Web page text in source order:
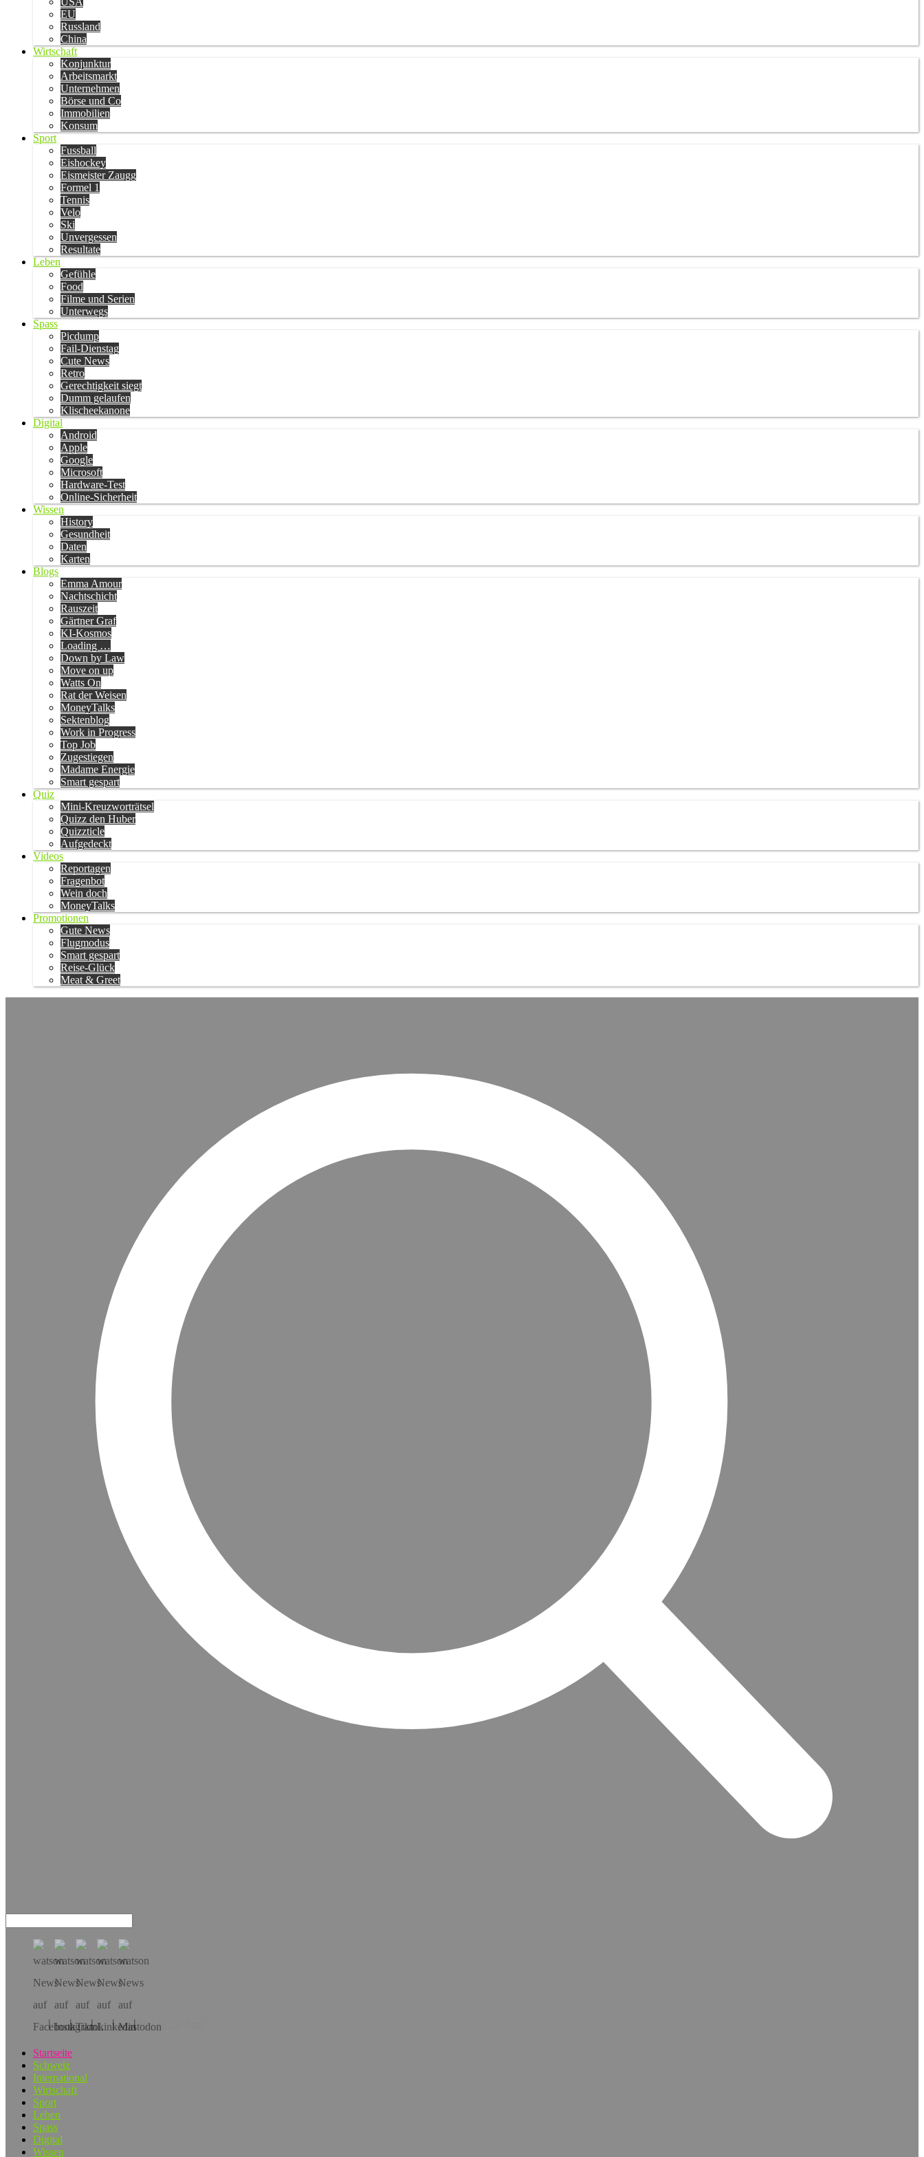
EU
Russland
China
Wirtschaft
Konjunktur
Arbeitsmarkt
Unternehmen
Börse und Co
Immobilien
Konsum
Sport
Fussball
Eishockey
Eismeister Zaugg
Formel 1
Tennis
Velo
Ski
Unvergessen
Resultate
Leben
Gefühle
Food
Filme und Serien
Unterwegs
Spass
Picdump
Fail-Dienstag
Cute News
Retro
Gerechtigkeit siegt
Dumm gelaufen
Klischeekanone
Digital
Android
Apple
Google
Microsoft
Hardware-Test
Online-Sicherheit
Wissen
History
Gesundheit
Daten
Karten
Blogs
Emma Amour
Nachtschicht
Rauszeit
Gärtner Graf
KI-Kosmos
Loading …
Down by Law
Move on up
Watts On
Rat der Weisen
MoneyTalks
Sektenblog
Work in Progress
Top Job
Zugestiegen
Madame Energie
Smart gespart
Quiz
Mini-Kreuzworträtsel
Quizz den Huber
Quizzticle
Aufgedeckt
Videos
Reportagen
Fragenbot
Wein doch
MoneyTalks
Promotionen
Gute News
Flugmodus
Smart gespart
Reise-Glück
Meat & Greet
Hol dir die App!
Startseite
Schweiz
International
Wirtschaft
Sport
Leben
Spass
Digital
Wissen